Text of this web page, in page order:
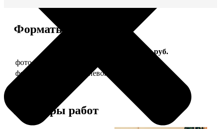
Форматы и цены
Цена, руб.
фото 20х30 в деревянной рамке
фото 20х30 в алюминиевой рамке
Примеры работ